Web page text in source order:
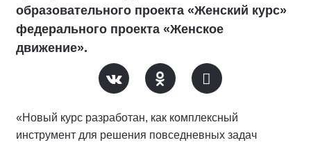
образовательного проекта «Женский курс»
федерального проекта «Женское
движение».
«Новый курс разработан, как комплексный
инструмент для решения повседневных задач